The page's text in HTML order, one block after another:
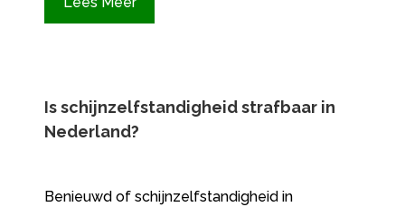
Is schijnzelfstandigheid strafbaar in
Nederland?
Benieuwd of schijnzelfstandigheid in